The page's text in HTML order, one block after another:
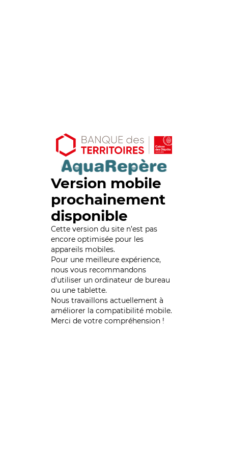
Version mobile
prochainement
disponible
Cette version du site n’est pas
encore optimisée pour les
appareils mobiles.
Pour une meilleure expérience,
nous vous recommandons
d'utiliser un ordinateur de bureau
ou une tablette.
Nous travaillons actuellement à
améliorer la compatibilité mobile.
Merci de votre compréhension !